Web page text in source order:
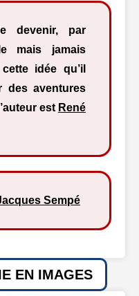
devenir, par
mais jamais
idée qu’il
des aventures
est René
Sempé
EN IMAGES